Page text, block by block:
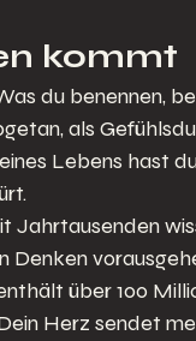
kommt
du benennen,
als
Lebens hast
Jahrtausenden
Denken
über 100
Herz sendet